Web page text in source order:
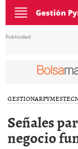
Toggle
navigation
Gestión
Publicidad
GESTIONARPYMES
Señales
negocio